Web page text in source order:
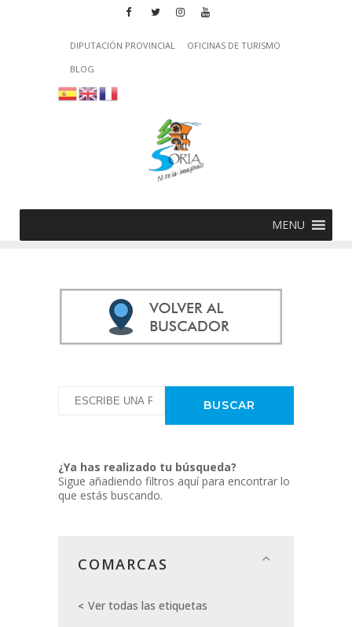
DIPUTACIÓN PROVINCIAL
OFICINAS DE TURISMO
BLOG
MENU
¿Ya has realizado tu búsqueda?
Sigue añadiendo filtros aquí para encontrar lo
que estás buscando.
COMARCAS
Ver todas las etiquetas